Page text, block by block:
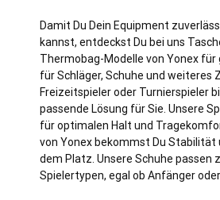
Damit Du Dein Equipment
kannst, entdeckst Du bei uns
Thermobag-Modelle von Yonex für
für Schläger, Schuhe und weiteres
Freizeitspieler oder Turnierspieler
passende Lösung für Sie. Unsere
für optimalen Halt und
von Yonex bekommst Du
dem Platz. Unsere Schuhe passen
Spielertypen, egal ob Anfänger oder